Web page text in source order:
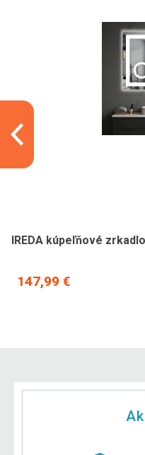
IREDA kúpeľňové
147,99 €